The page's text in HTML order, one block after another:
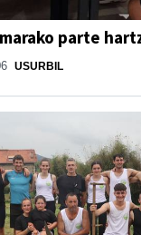
parte
USURBIL